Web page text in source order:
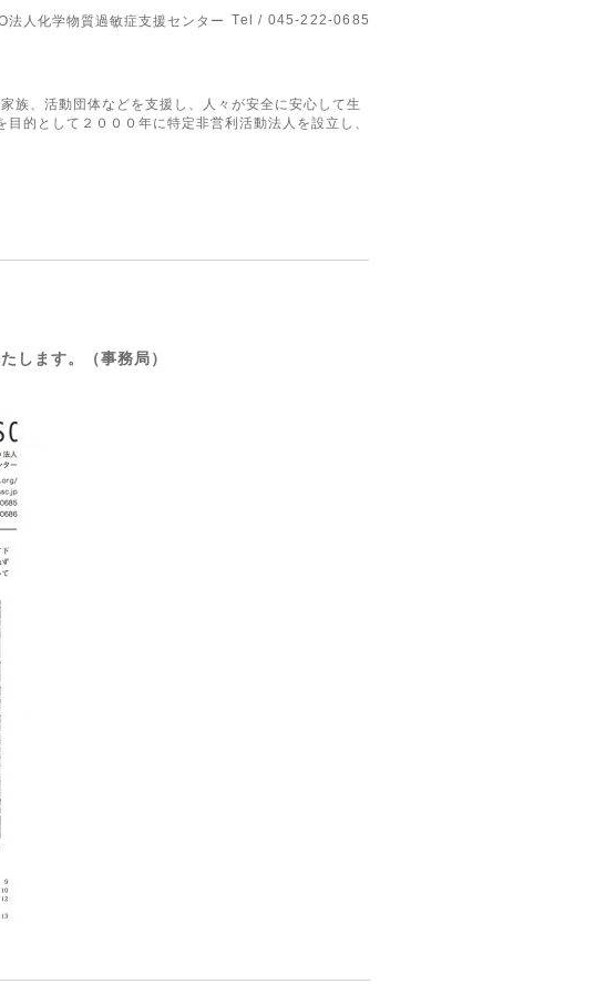
法人化学物質過敏症支援センター Tel / 045-222-0685
族、活動団体などを支援し、人々が安全に安心して生
的として２０００年に特定非営利活動法人を設立し、
します。（事務局）